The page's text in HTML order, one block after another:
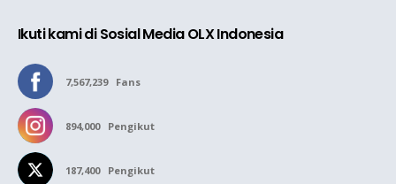
Ikuti kami di Sosial Media OLX Indonesia
7,567,239 Fans
894,000 Pengikut
187,400 Pengikut